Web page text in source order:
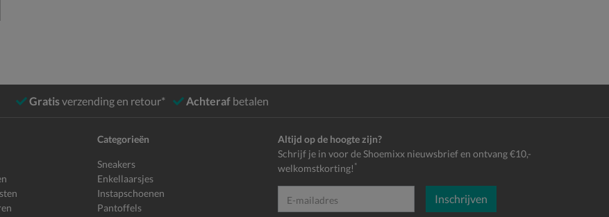
Gratisverzending en retour* Achteraf betalen
Categorieën
Sneakers
Enkellaarsjes
Instapschoenen
Pantoffels
Altijd op de hoogte zijn?
Schrijf je in voor de Shoemixx nieuwsbrief en ontvang €10,-
welkomstkorting! *
E-mailadres Inschrijven